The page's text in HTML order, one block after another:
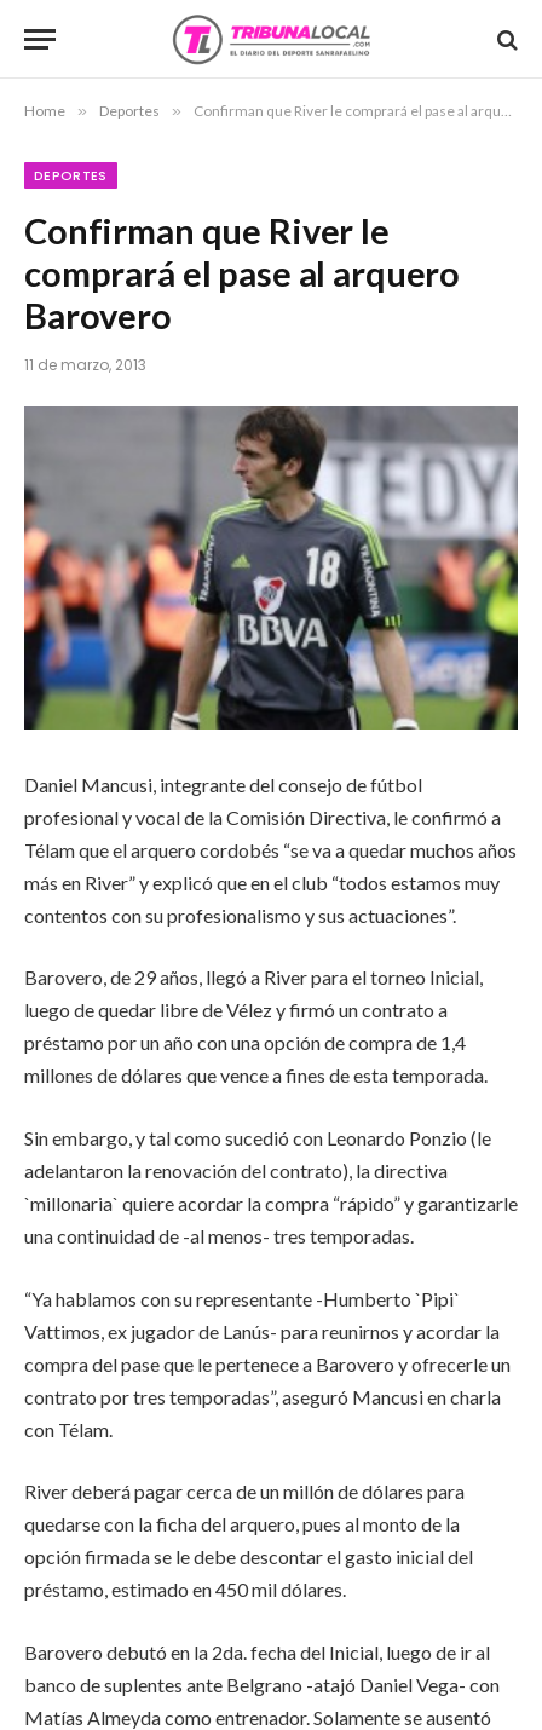
Home » Deportes » Confirman que River le comprará el pase al arquero Barovero
DEPORTES
Confirman que River le
comprará el pase al arquero
Barovero
11 de marzo, 2013
Daniel Mancusi, integrante del consejo de fútbol
profesional y vocal de la Comisión Directiva, le confirmó a
Télam que el arquero cordobés “se va a quedar muchos años
más en River” y explicó que en el club “todos estamos muy
contentos con su profesionalismo y sus actuaciones”.
Barovero, de 29 años, llegó a River para el torneo Inicial,
luego de quedar libre de Vélez y firmó un contrato a
préstamo por un año con una opción de compra de 1,4
millones de dólares que vence a fines de esta temporada.
Sin embargo, y tal como sucedió con Leonardo Ponzio (le
adelantaron la renovación del contrato), la directiva
`millonaria` quiere acordar la compra “rápido” y garantizarle
una continuidad de -al menos- tres temporadas.
“Ya hablamos con su representante -Humberto `Pipi`
Vattimos, ex jugador de Lanús- para reunirnos y acordar la
compra del pase que le pertenece a Barovero y ofrecerle un
contrato por tres temporadas”, aseguró Mancusi en charla
con Télam.
River deberá pagar cerca de un millón de dólares para
quedarse con la ficha del arquero, pues al monto de la
opción firmada se le debe descontar el gasto inicial del
préstamo, estimado en 450 mil dólares.
Barovero debutó en la 2da. fecha del Inicial, luego de ir al
banco de suplentes ante Belgrano -atajó Daniel Vega- con
Matías Almeyda como entrenador. Solamente se ausentó